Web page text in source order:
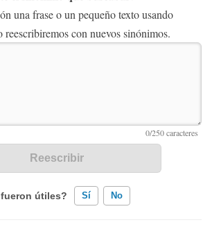
una frase o un pequeño texto usando
reescribiremos con nuevos sinónimos.
útiles? Sí No